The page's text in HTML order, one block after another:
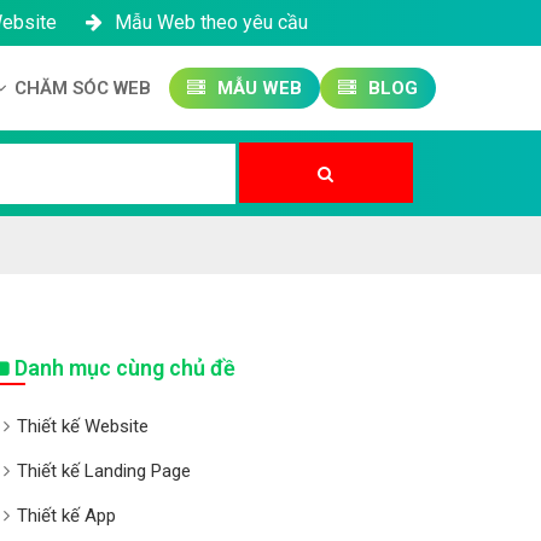
Mẫu Web theo yêu cầu
CHĂM SÓC WEB MẪU WEB BLOG
Danh mục cùng chủ đề
Thiết kế Website
Thiết kế Landing Page
Thiết kế App